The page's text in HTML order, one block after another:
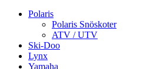
Polaris
Polaris Snöskoter
ATV / UTV
Ski-Doo
Lynx
Yamaha